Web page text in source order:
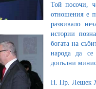
Той посочи,
отношения е
развивало
истории
богата на
народа да се
допълни
Н. Пр. Лешек